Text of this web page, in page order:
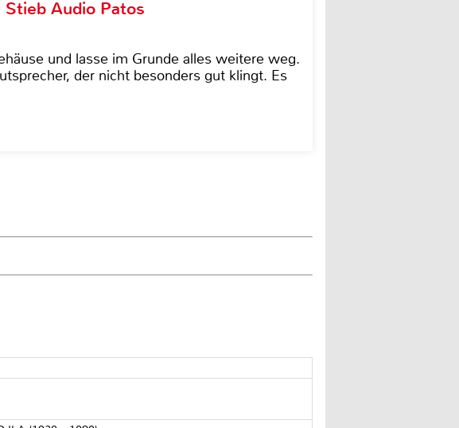
Stieb Audio Patos
und lasse im Grunde alles weitere weg.
der nicht besonders gut klingt. Es